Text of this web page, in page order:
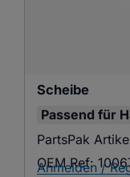
Scheibe
Passend für
PartsPak
OEM Ref:
Anmelden /